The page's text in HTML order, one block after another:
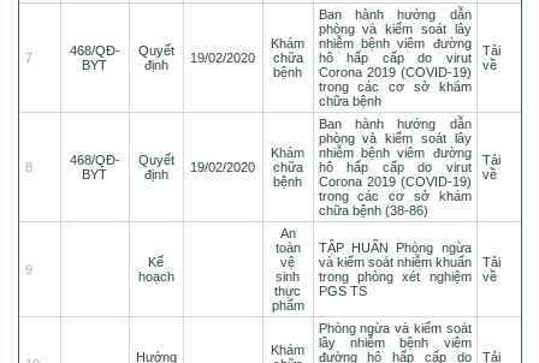
7
468/QĐ-
BYT
Quyết
định
19/02/2020
Khám
chữa
bệnh
Ban hành hướng dẫn
phòng và kiểm soát lây
nhiễm bệnh viêm đường
hô hấp cấp do virut
Corona 2019 (COVID-19)
trong các cơ sở khám
chữa bệnh
Tải
về
8
468/QĐ-
BYT
Quyết
định
19/02/2020
Khám
chữa
bệnh
Ban hành hướng dẫn
phòng và kiểm soát lây
nhiễm bệnh viêm đường
hô hấp cấp do virut
Corona 2019 (COVID-19)
trong các cơ sở khám
chữa bệnh (38-86)
Tải
về
9
Kế
hoạch
An
toàn
vệ
sinh
thực
phẩm
TẬP HUẤN Phòng ngừa
và kiểm soát nhiễm khuẩn
trong phòng xét nghiệm
PGS TS
Tải
về
Hướng
Khám
Phòng ngừa và kiểm soát
lây nhiễm bệnh viêm
đường hô hấp cấp do
Tải